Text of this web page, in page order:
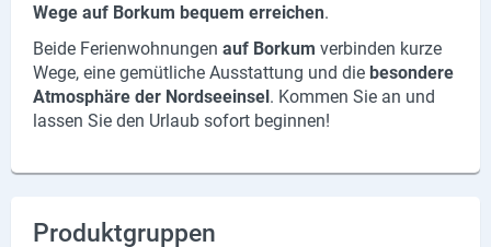
Wege auf Bor­kum be­quem er­rei­chen.
Beide Fe­ri­en­woh­nun­gen auf Bor­kum ver­bin­den kurze
Wege, eine ge­müt­li­che Aus­stat­tung und die be­son­de­re
At­mo­sphä­re der Nord­see­insel. Kom­men Sie an und
las­sen Sie den Ur­laub so­fort be­gin­nen!
Produktgruppen